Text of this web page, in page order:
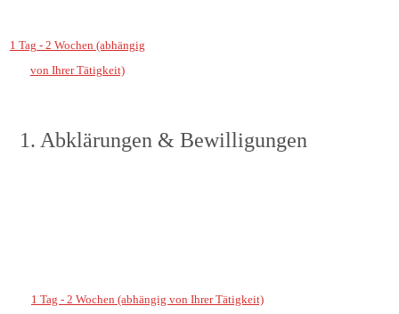
1 Tag - 2 Wochen (abhängig
von Ihrer Tätigkeit)
1. Abklärungen & Bewilligungen
1 Tag - 2 Wochen (abhängig von Ihrer Tätigkeit)